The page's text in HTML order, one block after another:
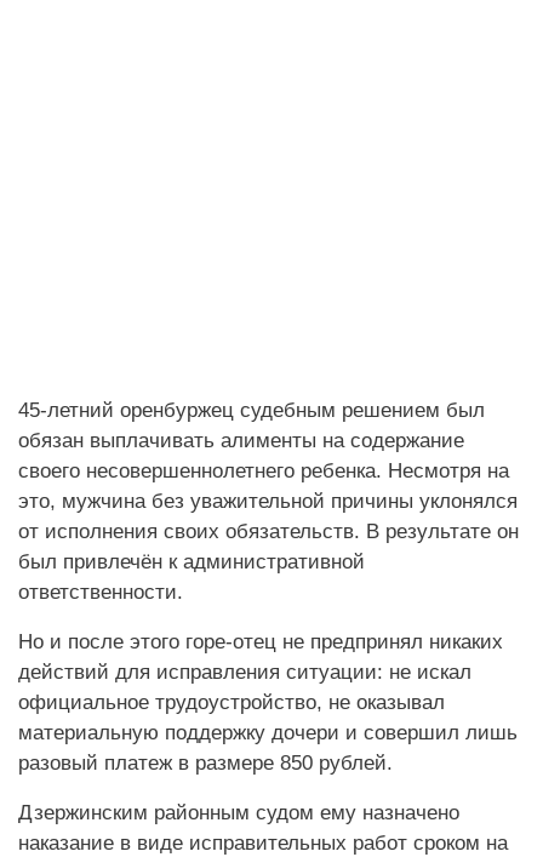
45-летний оренбуржец судебным решением был
обязан выплачивать алименты на содержание
своего несовершеннолетнего ребенка. Несмотря на
это, мужчина без уважительной причины уклонялся
от исполнения своих обязательств. В результате он
был привлечён к административной
ответственности.
Но и после этого горе-отец не предпринял никаких
действий для исправления ситуации: не искал
официальное трудоустройство, не оказывал
материальную поддержку дочери и совершил лишь
разовый платеж в размере 850 рублей.
Дзержинским районным судом ему назначено
наказание в виде исправительных работ сроком на